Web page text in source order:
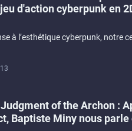
d'action cyberpunk en
à l’esthétique cyberpunk, notre
of the Archon :
Baptiste Miny nous